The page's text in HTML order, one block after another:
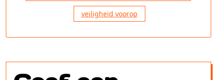
veiligheid voorop